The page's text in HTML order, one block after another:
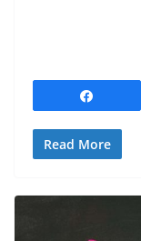
Read More